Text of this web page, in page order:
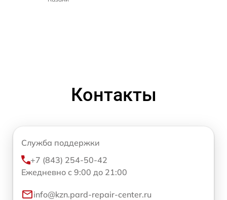
Контакты
Служба поддержки
+7 (843) 254-50-42
Ежедневно с 9:00 до 21:00
info@kzn.pard-repair-center.ru